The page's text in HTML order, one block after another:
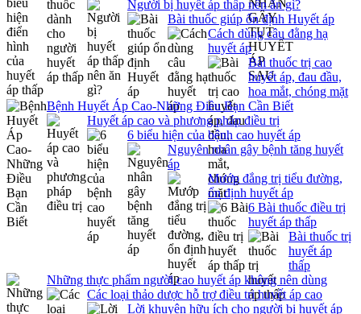
Người bị huyết áp thấp nên ăn gì?
Bài thuốc giúp ổn định Huyết áp
Cách dùng câu đằng hạ
huyết áp
Bài thuốc trị cao
huyết áp, đau đầu,
hoa mắt, chóng mặt
Bệnh Huyết Áp Cao-Những Điều Bạn Cần Biết
Huyết áp cao và phương pháp điều trị
6 biểu hiện của bệnh cao huyết áp
Nguyên nhân gây bệnh tăng huyết
áp
Mướp đắng trị tiểu đường,
ổn định huyết áp
6 Bài thuốc điều trị
huyết áp thấp
Bài thuốc trị
huyết áp
thấp
Những thực phẩm người cao huyết áp không nên dùng
Các loại thảo dược hỗ trợ điều trị huyết áp cao
Lời khuyên hữu ích cho người bị huyết áp